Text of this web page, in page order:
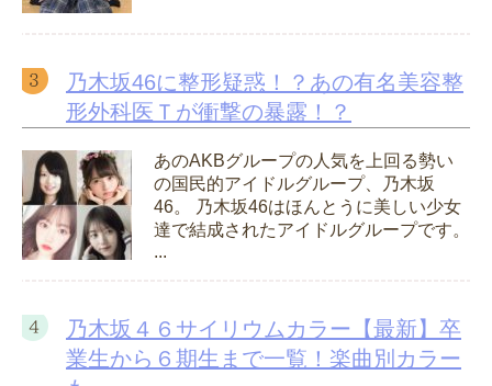
乃木坂46に整形疑惑！？あの有名美容整
形外科医Ｔが衝撃の暴露！？
あのAKBグループの人気を上回る勢い
の国民的アイドルグループ、乃木坂
46。 乃木坂46はほんとうに美しい少女
達で結成されたアイドルグループです。
...
乃木坂４６サイリウムカラー【最新】卒
業生から６期生まで一覧！楽曲別カラー